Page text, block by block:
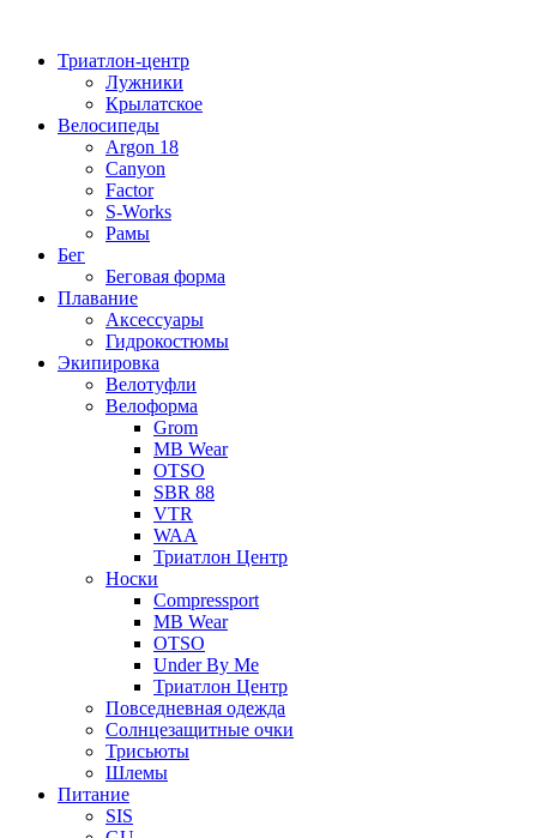
содержимому
Триатлон-центр
Лужники
Крылатское
Велосипеды
Argon 18
Canyon
Factor
S-Works
Рамы
Бег
Беговая форма
Плавание
Аксессуары
Гидрокостюмы
Экипировка
Велотуфли
Велоформа
Grom
MB Wear
OTSO
SBR 88
VTR
WAA
Триатлон Центр
Носки
Compressport
MB Wear
OTSO
Under By Me
Триатлон Центр
Повседневная одежда
Солнцезащитные очки
Трисьюты
Шлемы
Питание
SIS